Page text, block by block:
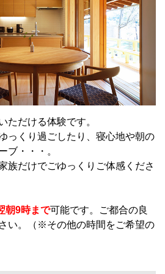
ただける体験です。
っくり過ごしたり、寝心地や朝の
ブ・・・。
族だけでごゆっくりご体感くださ
朝9時まで可能です。ご都合の良
い。（※その他の時間をご希望の